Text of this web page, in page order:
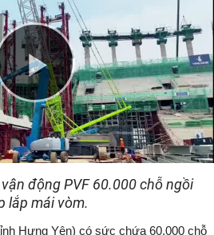
Play
Video
động PVF 60.000 chỗ ngồi
lắp mái vòm.